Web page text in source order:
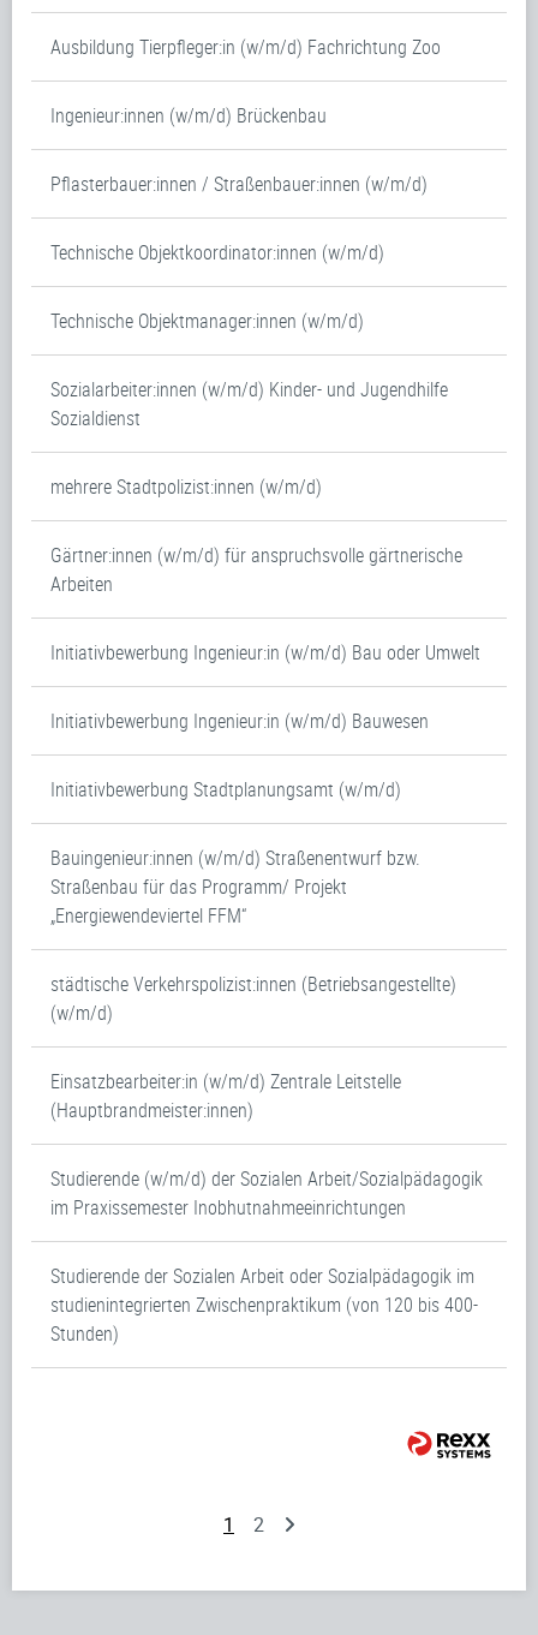
Ausbildung Tierpfleger:in (w/m/d) Fachrichtung Zoo
Ingenieur:innen (w/m/d) Brückenbau
Pflasterbauer:innen / Straßenbauer:innen (w/m/d)
Technische Objektkoordinator:innen (w/m/d)
Technische Objektmanager:innen (w/m/d)
Sozialarbeiter:innen (w/m/d) Kinder- und Jugendhilfe
Sozialdienst
mehrere Stadtpolizist:innen (w/m/d)
Gärtner:innen (w/m/d) für anspruchsvolle gärtnerische
Arbeiten
Initiativbewerbung Ingenieur:in (w/m/d) Bau oder Umwelt
Initiativbewerbung Ingenieur:in (w/m/d) Bauwesen
Initiativbewerbung Stadtplanungsamt (w/m/d)
Bauingenieur:innen (w/m/d) Straßenentwurf bzw.
Straßenbau für das Programm/ Projekt
„Energiewendeviertel FFM“
städtische Verkehrspolizist:innen (Betriebsangestellte)
(w/m/d)
Einsatzbearbeiter:in (w/m/d) Zentrale Leitstelle
(Hauptbrandmeister:innen)
Studierende (w/m/d) der Sozialen Arbeit/Sozialpädagogik
im Praxissemester Inobhutnahmeeinrichtungen
Studierende der Sozialen Arbeit oder Sozialpädagogik im
studienintegrierten Zwischenpraktikum (von 120 bis 400-
Stunden)
1 2